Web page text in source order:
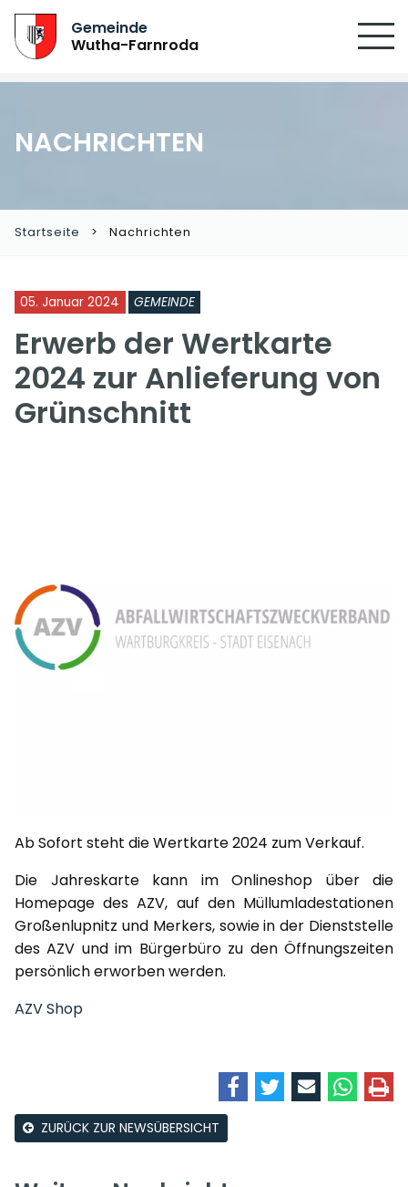
Gemeinde
Wutha-Farnroda
NACHRICHTEN
Startseite Nachrichten
05. Januar 2024 GEMEINDE
Erwerb der Wertkarte
2024 zur Anlieferung von
Grünschnitt
Ab Sofort steht die Wertkarte 2024 zum Verkauf.
Die Jahreskarte kann im Onlineshop über die
Homepage des AZV, auf den Müllumladestationen
Großenlupnitz und Merkers, sowie in der Dienststelle
des AZV und im Bürgerbüro zu den Öffnungszeiten
persönlich erworben werden.
AZV Shop
ZURÜCK ZUR NEWSÜBERSICHT